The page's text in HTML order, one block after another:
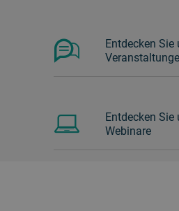
Entdecken Sie
Entdecken Sie
Webinare